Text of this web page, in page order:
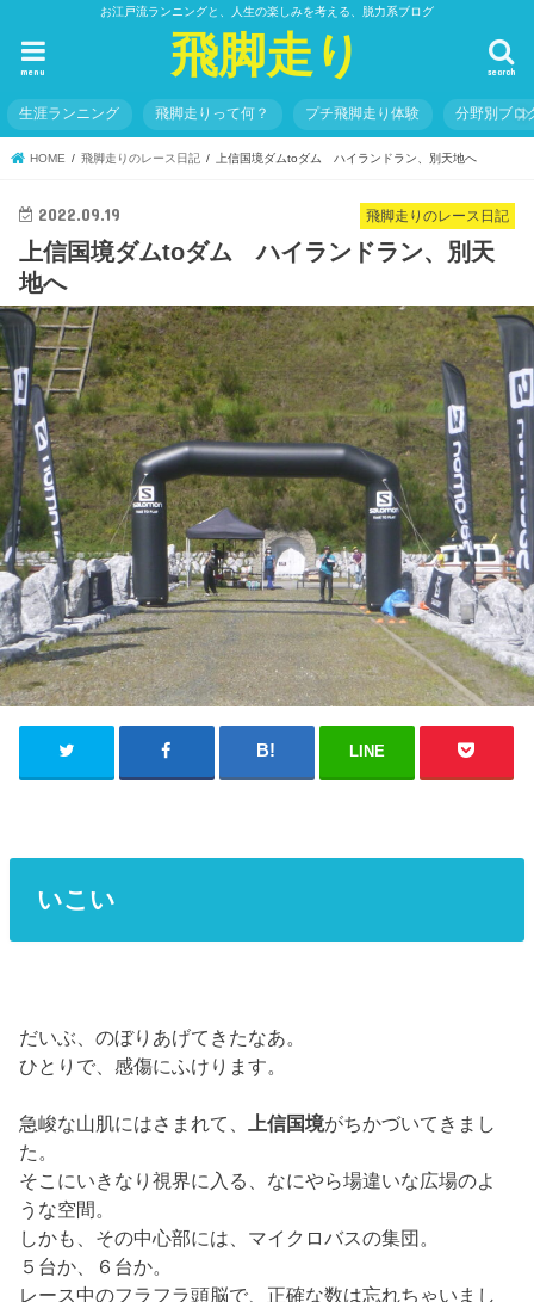
お江戸流ランニングと、人生の楽しみを考える、脱力系ブログ
飛脚走り search
menu
生涯ランニング 飛脚走りって何？ プチ飛脚走り体験 分野別ブロ
HOME 飛脚走りのレース日記 上信国境ダムtoダム ハイランドラン、別天地へ
飛脚走りのレース日記
2022.09.19
上信国境ダムtoダム ハイランドラン、別天
地へ
LINE
いこい
だいぶ、のぼりあげてきたなあ。
ひとりで、感傷にふけります。
急峻な山肌にはさまれて、 上信国境がちかづいてきまし
た。
そこにいきなり視界に入る、なにやら場違いな広場のよ
うな空間。
しかも、その中心部には、マイクロバスの集団。
５台か、６台か。
レース中のフラフラ頭脳で、正確な数は忘れちゃいまし